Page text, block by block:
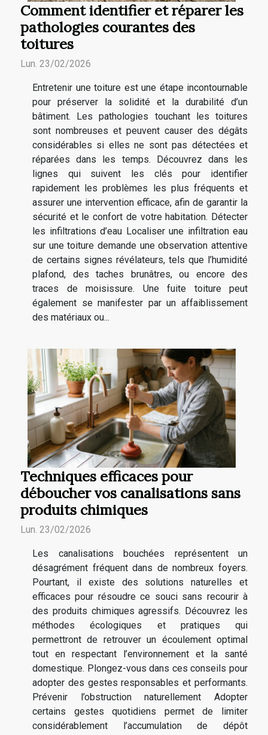
Comment identifier et réparer les
pathologies courantes des
toitures
Lun. 23/02/2026
Entretenir une toiture est une étape incontournable
pour préserver la solidité et la durabilité d’un
bâtiment. Les pathologies touchant les toitures
sont nombreuses et peuvent causer des dégâts
considérables si elles ne sont pas détectées et
réparées dans les temps. Découvrez dans les
lignes qui suivent les clés pour identifier
rapidement les problèmes les plus fréquents et
assurer une intervention efficace, afin de garantir la
sécurité et le confort de votre habitation. Détecter
les infiltrations d’eau Localiser une infiltration eau
sur une toiture demande une observation attentive
de certains signes révélateurs, tels que l’humidité
plafond, des taches brunâtres, ou encore des
traces de moisissure. Une fuite toiture peut
également se manifester par un affaiblissement
des matériaux ou...
Techniques efficaces pour
déboucher vos canalisations sans
produits chimiques
Lun. 23/02/2026
Les canalisations bouchées représentent un
désagrément fréquent dans de nombreux foyers.
Pourtant, il existe des solutions naturelles et
efficaces pour résoudre ce souci sans recourir à
des produits chimiques agressifs. Découvrez les
méthodes écologiques et pratiques qui
permettront de retrouver un écoulement optimal
tout en respectant l’environnement et la santé
domestique. Plongez-vous dans ces conseils pour
adopter des gestes responsables et performants.
Prévenir l’obstruction naturellement Adopter
certains gestes quotidiens permet de limiter
considérablement l’accumulation de dépôt